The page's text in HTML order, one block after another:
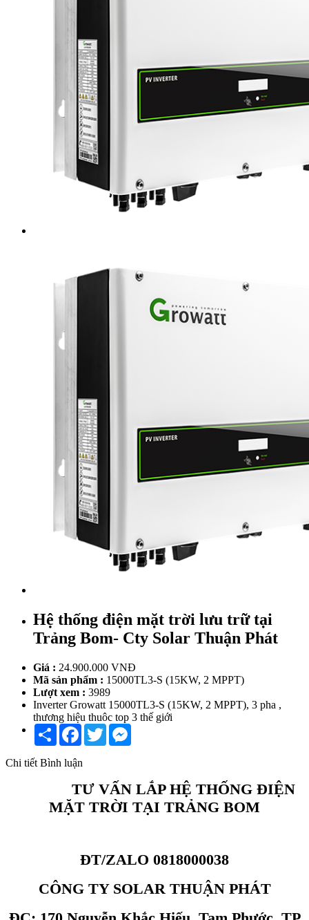
Hệ thống điện mặt trời lưu trữ tại
Trảng Bom- Cty Solar Thuận Phát
Giá : 24.900.000 VNĐ
Mã sản phẩm : 15000TL3-S (15KW, 2 MPPT)
Lượt xem : 3989
Inverter Growatt 15000TL3-S (15KW, 2 MPPT), 3 pha ,
thương hiệu thuôc top 3 thế giới
Share Facebook
Twitter
Chi tiết Bình luận
TƯ VẤN LẮP HỆ THỐNG ĐIỆN
MẶT TRỜI TẠI TRẢNG BOM
ĐT/ZALO 0818000038
CÔNG TY SOLAR THUẬN PHÁT